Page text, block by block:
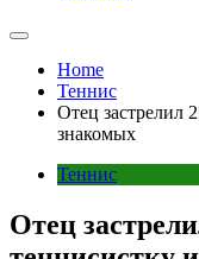
Home
Теннис
Отец застрелил
знакомых
Теннис
Отец